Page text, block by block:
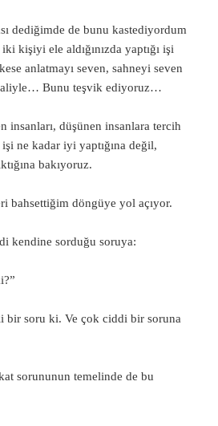
dediğimde de bunu kastediyordum
kişiyi ele aldığınızda yaptığı işi
anlatmayı seven, sahneyi seven
haliyle… Bunu teşvik ediyoruz…
insanları, düşünen insanlara tercih
ne kadar iyi yaptığına değil,
bakıyoruz.
bahsettiğim döngüye yol açıyor.
kendine sorduğu soruya:
bir soru ki. Ve çok ciddi bir soruna
sorununun temelinde de bu